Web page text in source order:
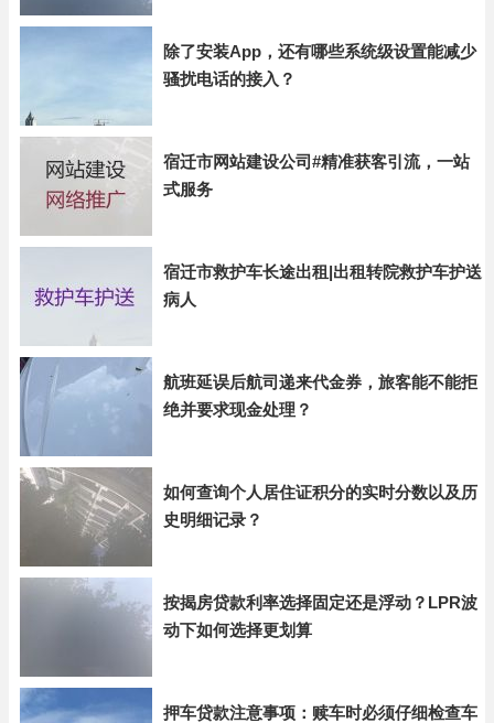
除了安装App，还有哪些系统级设置能减少
骚扰电话的接入？
宿迁市网站建设公司#精准获客引流，一站
式服务
宿迁市救护车长途出租|出租转院救护车护送
病人
航班延误后航司递来代金券，旅客能不能拒
绝并要求现金处理？
如何查询个人居住证积分的实时分数以及历
史明细记录？
按揭房贷款利率选择固定还是浮动？LPR波
动下如何选择更划算
押车贷款注意事项：赎车时必须仔细检查车